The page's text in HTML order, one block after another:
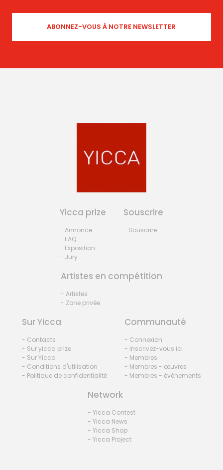
Yicca prize
- Annonce
- FAQ
- Exposition
- Jury
Souscrire
- Souscrire
Artistes en compétition
- Artistes
- Zone privée
Sur Yicca
- Contacts
- Sur yicca prize
- Sur Yicca
- Conditions d'utilisation
- Politique de confidentialité
Communauté
- Connexion
- Inscrivez-vous ici
- Membres
- Membres - œuvres
- Membres - événements
Network
- Yicca Contest
- Yicca News
- Yicca Shop
- Yicca Project